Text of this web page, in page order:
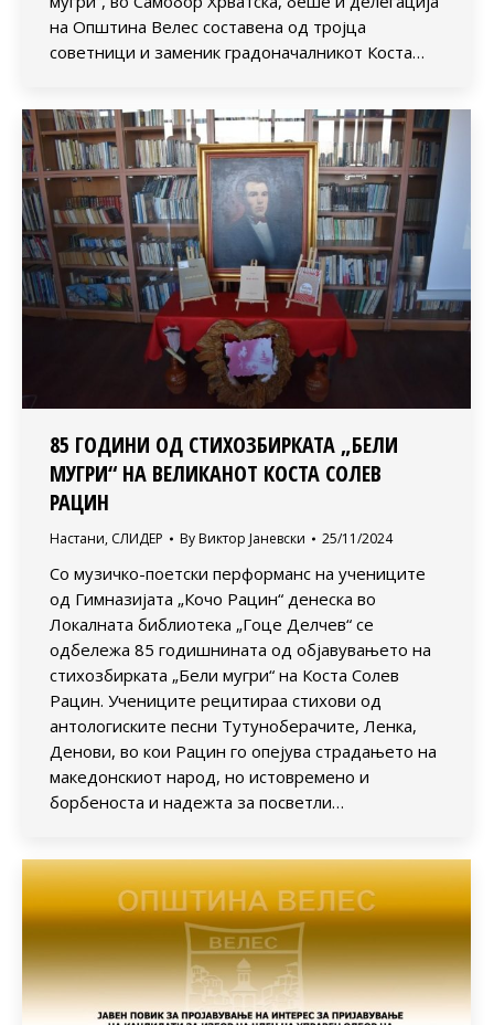
на Општина Велес составена од тројца
советници и заменик градоначалникот Коста…
85 ГОДИНИ ОД СТИХОЗБИРКАТА „БЕЛИ
МУГРИ“ НА ВЕЛИКАНОТ КОСТА СОЛЕВ
РАЦИН
Настани, СЛИДЕР By Виктор Јаневски 25/11/2024
Со музичко-поетски перформанс на учениците
од Гимназијата „Кочо Рацин“ денеска во
Локалната библиотека „Гоце Делчев“ се
одбележа 85 годишнината од објавувањето на
стихозбирката „Бели мугри“ на Коста Солев
Рацин. Учениците рецитираа стихови од
антологиските песни Тутуноберачите, Ленка,
Денови, во кои Рацин го опејува страдањето на
македонскиот народ, но истовремено и
борбеноста и надежта за посветли…